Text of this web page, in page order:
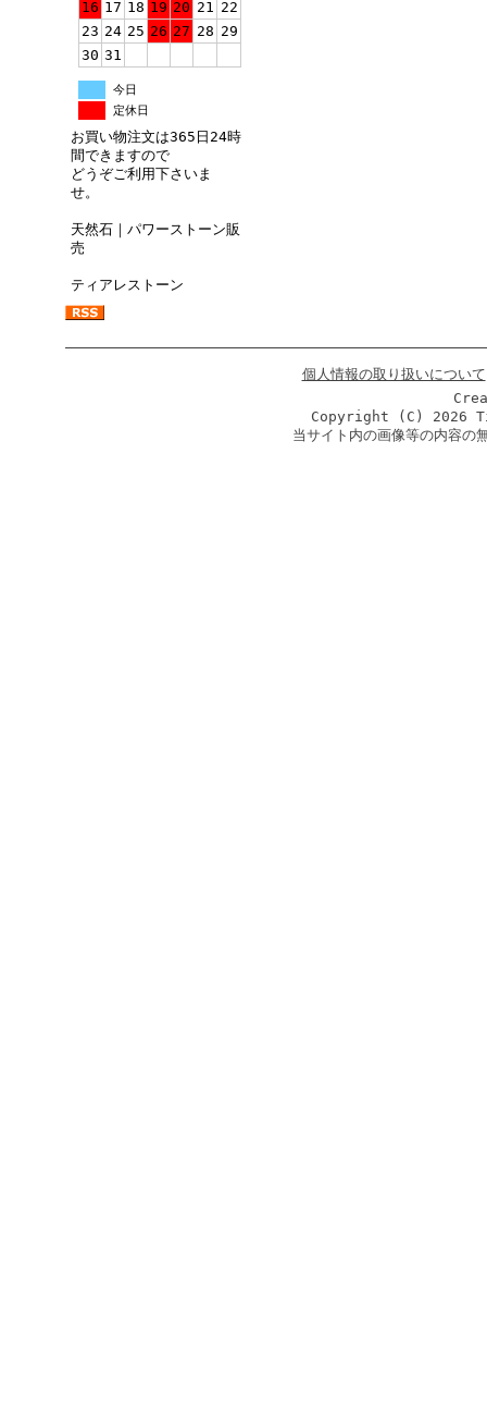
16 17 18 19 20 21 22
23 24 25 26 27 28 29
30 31
今日
定休日
お買い物注文は365日24時
間できますので
どうぞご利用下さいま
せ。
天然石｜パワーストーン販
売
ティアレストーン
個人情報の取り扱いについて
Copyright (C) 2026
当サイト内の画像等の内容の